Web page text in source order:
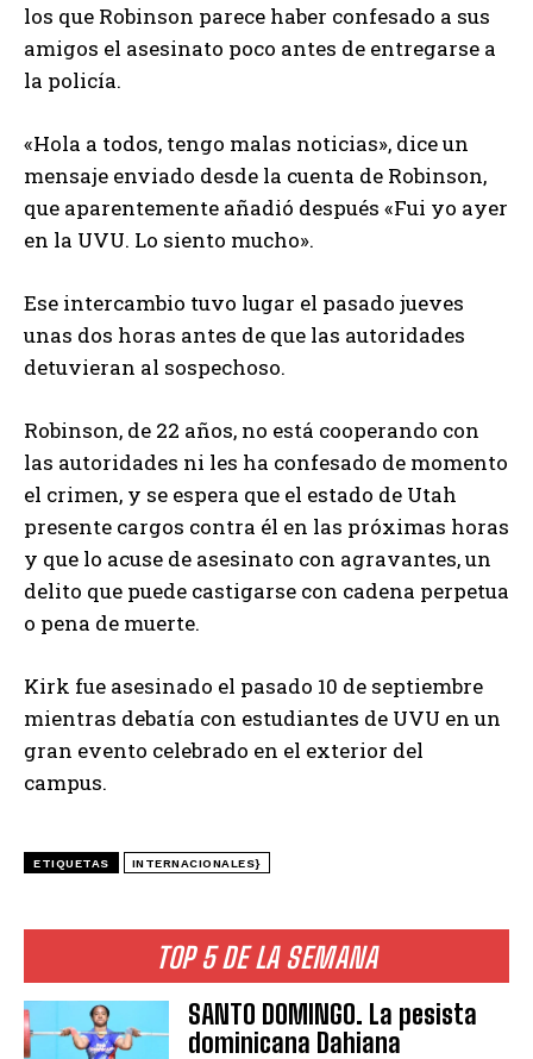
TOP 5 DE LA SEMANA
SANTO DOMINGO. La pesista
dominicana Dahiana
los que Robinson parece haber confesado a sus
amigos el asesinato poco antes de entregarse a
la policía.
«Hola a todos, tengo malas noticias», dice un
mensaje enviado desde la cuenta de Robinson,
que aparentemente añadió después «Fui yo ayer
en la UVU. Lo siento mucho».
Ese intercambio tuvo lugar el pasado jueves
unas dos horas antes de que las autoridades
detuvieran al sospechoso.
Robinson, de 22 años, no está cooperando con
las autoridades ni les ha confesado de momento
el crimen, y se espera que el estado de Utah
presente cargos contra él en las próximas horas
y que lo acuse de asesinato con agravantes, un
delito que puede castigarse con cadena perpetua
o pena de muerte.
Kirk fue asesinado el pasado 10 de septiembre
mientras debatía con estudiantes de UVU en un
gran evento celebrado en el exterior del
campus.
ETIQUETAS INTERNACIONALES}